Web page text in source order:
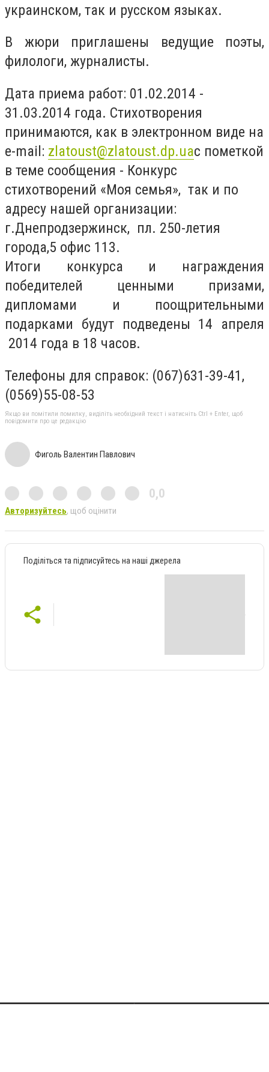
украинском, так и русском языках.
В жюри приглашены ведущие поэты,
филологи, журналисты.
Дата приема работ: 01.02.2014 -
31.03.2014 года. Стихотворения
принимаются, как в электронном виде на
e-mail: zlatoust@zlatoust.dp.uaс пометкой
в теме сообщения - Конкурс
стихотворений «Моя семья», так и по
адресу нашей организации:
г.Днепродзержинск, пл. 250-летия
города,5 офис 113.
Итоги конкурса и награждения
победителей ценными призами,
дипломами и поощрительными
подарками будут подведены 14 апреля
2014 года в 18 часов.
Телефоны для справок: (067)631-39-41,
(0569)55-08-53
Якщо ви помітили помилку, виділіть необхідний текст і натисніть Ctrl + Enter, щоб
повідомити про це редакцію
Фиголь Валентин Павлович
0,0
Авторизуйтесь, щоб оцінити
Поділіться та підписуйтесь на наші джерела